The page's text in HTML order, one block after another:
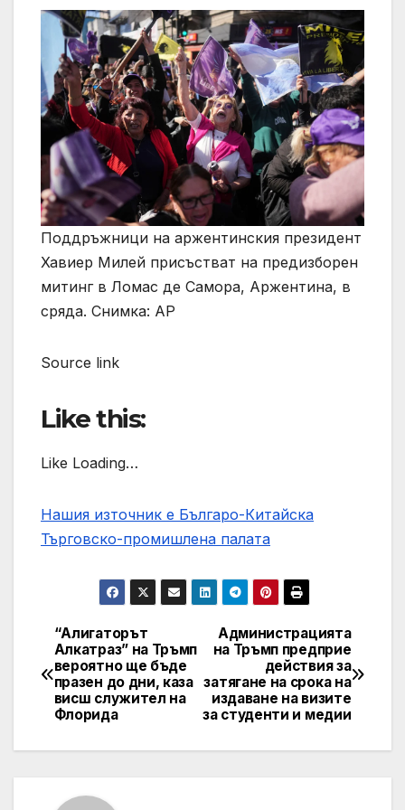
Поддръжници на аржентинския президент
Хавиер Милей присъстват на предизборен
митинг в Ломас де Самора, Аржентина, в
сряда. Снимка: AP
Source link
Like this:
Like Loading…
Нашия източник е Българо-Китайска
Търговско-промишлена палaта
Post
navigation
Администрацията
на Тръмп предприе
действия за
затягане на срока на
издаване на визите
за студенти и медии
“Алигаторът
Алкатраз” на Тръмп
вероятно ще бъде
празен до дни, каза
висш служител на
Флорида